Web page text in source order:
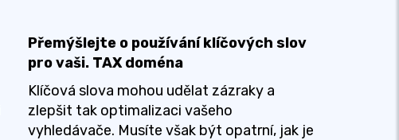
Přemýšlejte o používání klíčových slov
pro vaši. TAX doména
Klíčová slova mohou udělat zázraky a
zlepšit tak optimalizaci vašeho
vyhledávače. Musíte však být opatrní, jak je